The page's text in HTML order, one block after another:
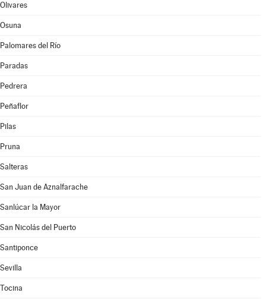
Olivares
Osuna
Palomares del Río
Paradas
Pedrera
Peñaflor
Pilas
Pruna
Salteras
San Juan de Aznalfarache
Sanlúcar la Mayor
San Nicolás del Puerto
Santiponce
Sevilla
Tocina